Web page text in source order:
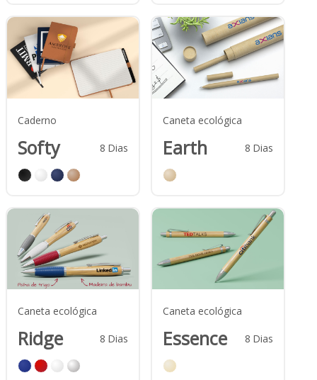
Caderno
Softy 8 Dias
Caneta ecológica
Earth 8 Dias
Caneta ecológica
Ridge 8 Dias
Caneta ecológica
Essence 8 Dias